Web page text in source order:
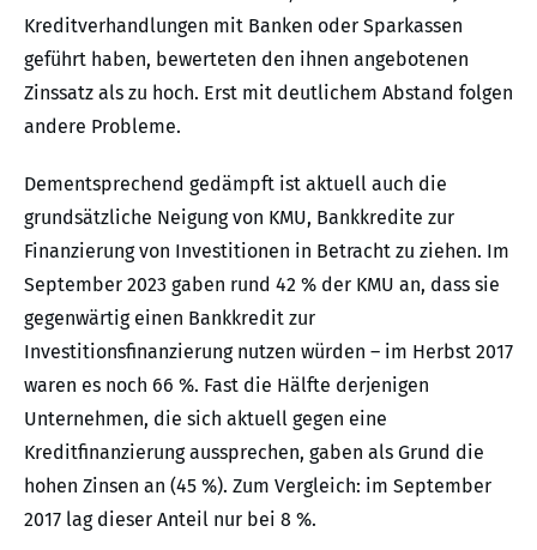
Kreditverhandlungen mit Banken oder Sparkassen
geführt haben, bewerteten den ihnen angebotenen
Zinssatz als zu hoch. Erst mit deutlichem Abstand folgen
andere Probleme.
Dementsprechend gedämpft ist aktuell auch die
grundsätzliche Neigung von KMU, Bankkredite zur
Finanzierung von Investitionen in Betracht zu ziehen. Im
September 2023 gaben rund 42 % der KMU an, dass sie
gegenwärtig einen Bankkredit zur
Investitionsfinanzierung nutzen würden – im Herbst 2017
waren es noch 66 %. Fast die Hälfte derjenigen
Unternehmen, die sich aktuell gegen eine
Kreditfinanzierung aussprechen, gaben als Grund die
hohen Zinsen an (45 %). Zum Vergleich: im September
2017 lag dieser Anteil nur bei 8 %.